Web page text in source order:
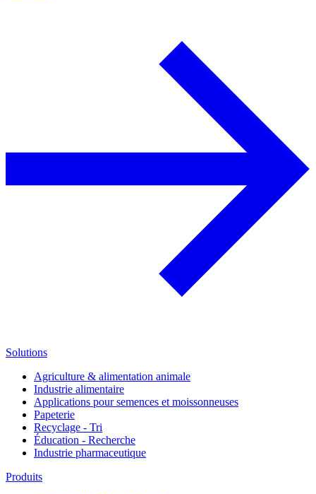
Solutions
Agriculture & alimentation animale
Industrie alimentaire
Applications pour semences et moissonneuses
Papeterie
Recyclage - Tri
Éducation - Recherche
Industrie pharmaceutique
Produits